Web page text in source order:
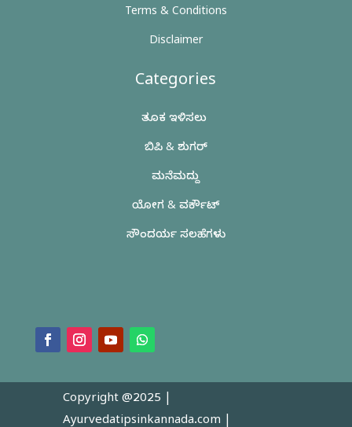
Terms & Conditions
Disclaimer
Categories
ತೂಕ ಇಳಿಸಲು
ಬಿಪಿ & ಶುಗರ್
ಮನೆಮದ್ದು
ಯೋಗ & ವರ್ಕೌಟ್
ಸೌಂದರ್ಯ ಸಲಹೆಗಳು
Copyright @2025 |
Ayurvedatipsinkannada.com